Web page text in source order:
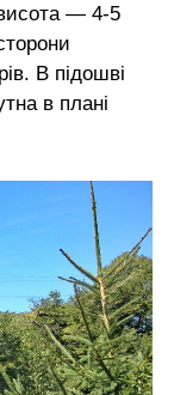
— 4-5
В підошві
в плані